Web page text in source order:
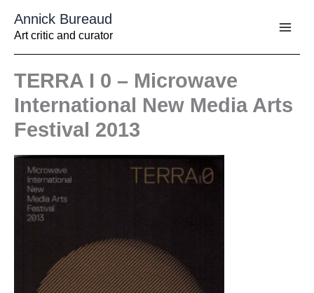
contenu
Annick Bureaud
Art critic and curator
TERRA I 0 – Microwave
International New Media Arts
Festival 2013